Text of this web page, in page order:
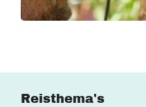
Reisthema's